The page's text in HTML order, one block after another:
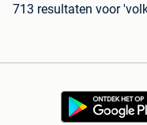
713 resultaten voor